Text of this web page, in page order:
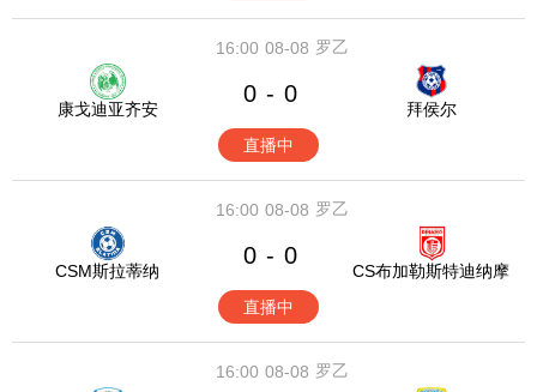
08-08
16:00 罗乙
康戈迪亚齐安
0 - 0
拜侯尔
直播中
08-08
16:00 罗乙
CSM斯拉蒂纳
0 - 0
CS布加勒斯特迪纳摩
直播中
08-08
16:00 罗乙